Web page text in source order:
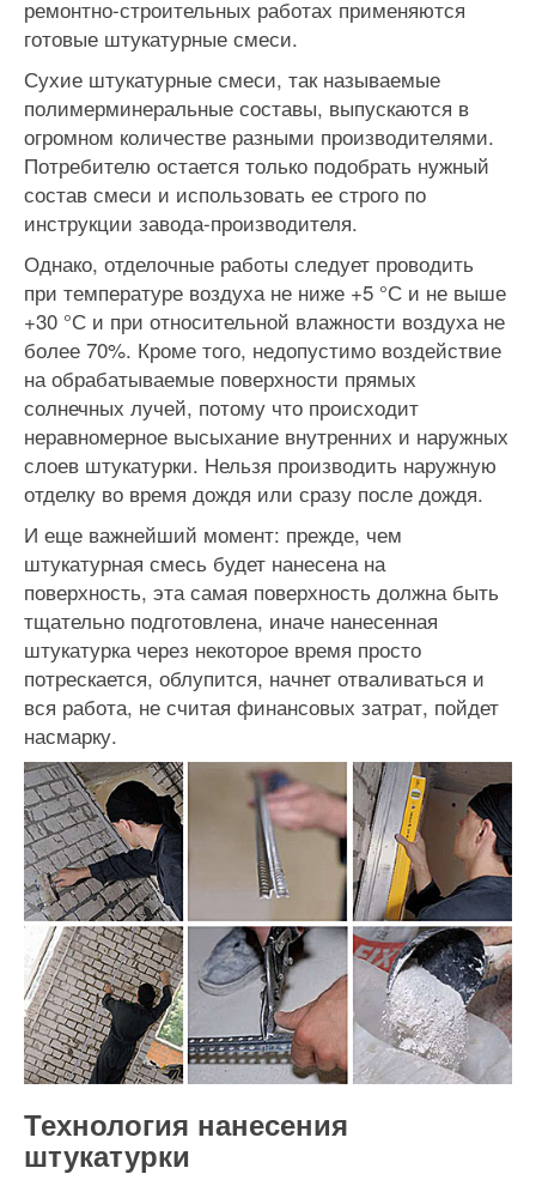
ремонтно-строительных работах применяются
готовые штукатурные смеси.
Сухие штукатурные смеси, так называемые
полимерминеральные составы, выпускаются в
огромном количестве разными производителями.
Потребителю остается только подобрать нужный
состав смеси и использовать ее строго по
инструкции завода-производителя.
Однако, отделочные работы следует проводить
при температуре воздуха не ниже +5 °С и не выше
+30 °С и при относительной влажности воздуха не
более 70%. Кроме того, недопустимо воздействие
на обрабатываемые поверхности прямых
солнечных лучей, потому что происходит
неравномерное высыхание внутренних и наружных
слоев штукатурки. Нельзя производить наружную
отделку во время дождя или сразу после дождя.
И еще важнейший момент: прежде, чем
штукатурная смесь будет нанесена на
поверхность, эта самая поверхность должна быть
тщательно подготовлена, иначе нанесенная
штукатурка через некоторое время просто
потрескается, облупится, начнет отваливаться и
вся работа, не считая финансовых затрат, пойдет
насмарку.
Технология нанесения
штукатурки